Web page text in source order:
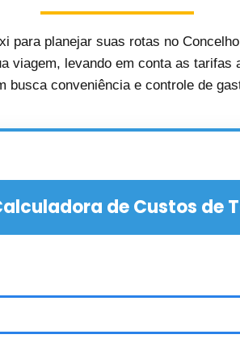
para planejar suas rotas no
viagem, levando em conta as
busca conveniência e controle de